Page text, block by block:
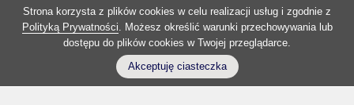
Strona korzysta z plików cookies w celu realizacji usług i zgodnie z
Polityką Prywatności. Możesz określić warunki przechowywania lub
dostępu do plików cookies w Twojej przeglądarce.
Akceptuję ciasteczka